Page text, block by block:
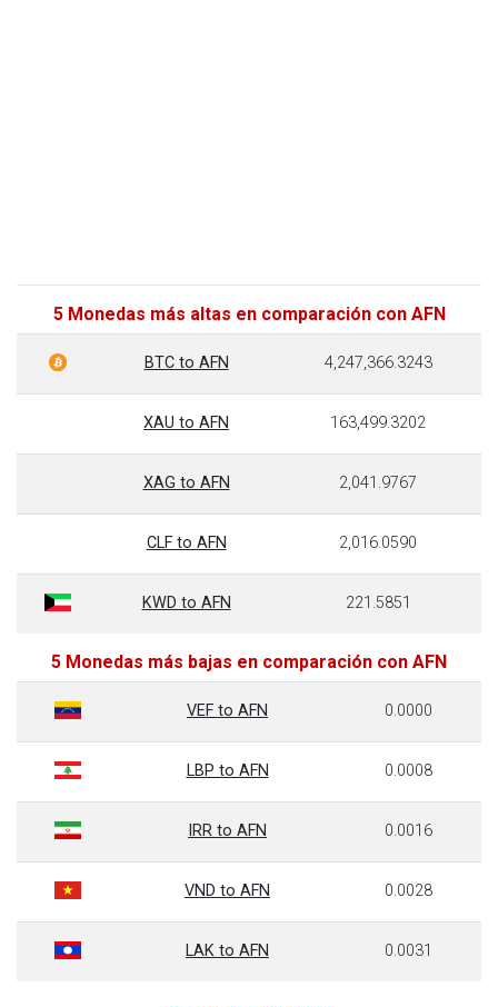
5 Monedas más altas en comparación con AFN
BTC to AFN 4,247,366.3243
XAU to AFN 163,499.3202
XAG to AFN 2,041.9767
CLF to AFN 2,016.0590
KWD to AFN 221.5851
5 Monedas más bajas en comparación con AFN
VEF to AFN 0.0000
LBP to AFN 0.0008
IRR to AFN 0.0016
VND to AFN 0.0028
LAK to AFN 0.0031